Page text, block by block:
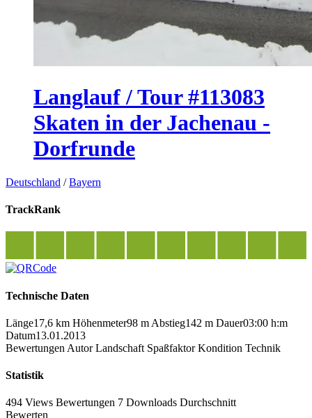
Langlauf / Tour #113083
Skaten in der Jachenau -
Dorfrunde
Deutschland /Bayern
TrackRank
Technische Daten
Länge17,6 km Höhenmeter98 m Abstieg142 m Dauer03:00 h:m
Datum13.01.2013
Bewertungen Autor Landschaft Spaßfaktor Kondition Technik
Statistik
494 Views Bewertungen 7 Downloads Durchschnitt
Bewerten